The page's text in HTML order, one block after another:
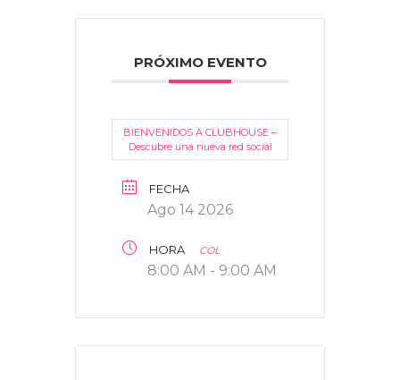
PRÓXIMO EVENTO
BIENVENIDOS A CLUBHOUSE –
Descubre una nueva red social
FECHA
Ago 14 2026
HORA COL
8:00 AM - 9:00 AM